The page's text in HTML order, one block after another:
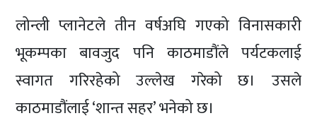
लोन्ली प्लानेटले तीन वर्षअघि गएको विनासकारी
भूकम्पका बावजुद पनि काठमाडौंले पर्यटकलाई
स्वागत गरिरहेको उल्लेख गरेको छ। उसले
काठमाडौंलाई ‘शान्त सहर’ भनेको छ।